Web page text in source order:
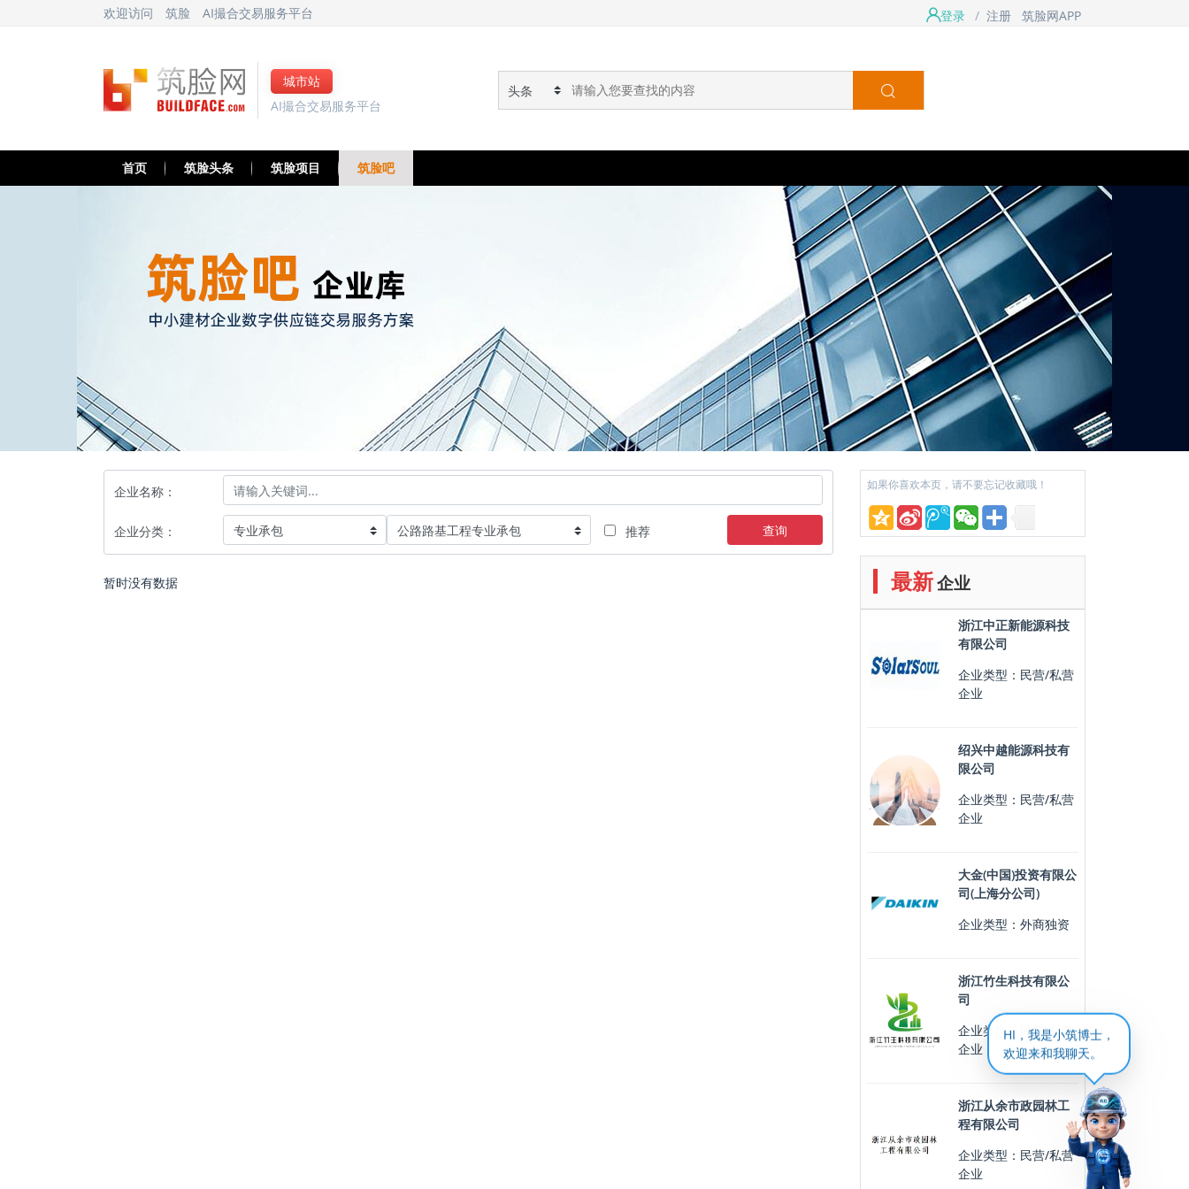
HI，我是小筑博士，
欢迎来和我聊天。
欢迎访问 筑脸 AI撮合交易服务平台 登录 / 注册 筑脸网APP
城市站
AI撮合交易服务平台
首页 筑脸头条 筑脸项目 筑脸吧
企业名称：
企业分类： 推荐 查询
暂时没有数据
如果你喜欢本页，请不要忘记收藏哦！
最新企业
浙江中正新能源科技
有限公司
企业类型：民营/私营
企业
绍兴中越能源科技有
限公司
企业类型：民营/私营
企业
大金(中国)投资有限公
司(上海分公司)
企业类型：外商独资
浙江竹生科技有限公
司
企业类型：民营/私营
企业
浙江从余市政园林工
程有限公司
企业类型：民营/私营
企业